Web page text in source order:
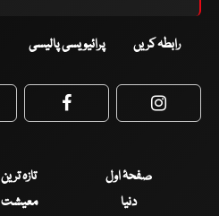
رابطہ کریں پرائیویسی پالیسی
Facebook
صفحۂ اول تازہ ترین
دنیا
معیشت